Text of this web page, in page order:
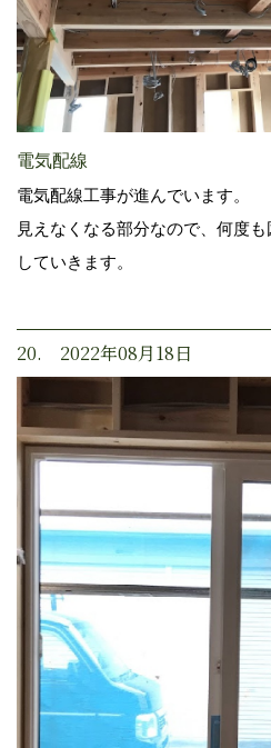
電気配線
電気配線工事が進んでいます。
見えなくなる部分なので、何度
していきます。
20. 2022年08月18日